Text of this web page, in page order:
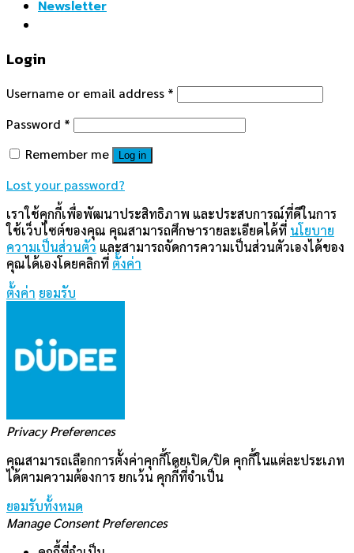
Newsletter
Login
Username or email address *
Password *
Remember me
Log in
Lost your password?
เราใช้คุกกี้เพื่อพัฒนาประสิทธิภาพ และประสบการณ์ที่ดีในการ
ใช้เว็บไซต์ของคุณ คุณสามารถศึกษารายละเอียดได้ที่ นโยบาย
ความเป็นส่วนตัว และสามารถจัดการความเป็นส่วนตัวเองได้ของ
คุณได้เองโดยคลิกที่ ตั้งค่า
ตั้งค่า ยอมรับ
Privacy Preferences
คุณสามารถเลือกการตั้งค่าคุกกี้โดยเปิด/ปิด คุกกี้ในแต่ละประเภท
ได้ตามความต้องการ ยกเว้น คุกกี้ที่จำเป็น
ยอมรับทั้งหมด
Manage Consent Preferences